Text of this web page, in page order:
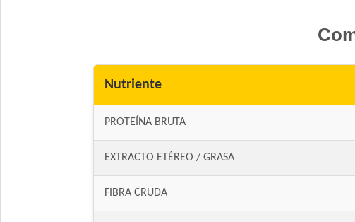
Nutriente
PROTEÍNA BRUTA
EXTRACTO ETÉREO / GRASA
FIBRA CRUDA